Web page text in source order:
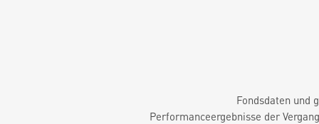
Fondsdaten und
Performanceergebnisse der